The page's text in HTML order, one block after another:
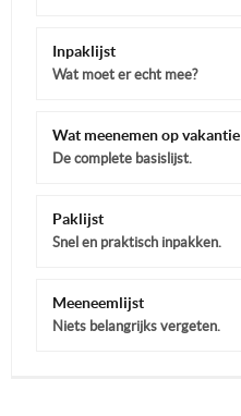
Inpaklijst
Wat moet er echt mee?
Wat meenemen op vakantie
De complete basislijst.
Paklijst
Snel en praktisch inpakken.
Meeneemlijst
Niets belangrijks vergeten.